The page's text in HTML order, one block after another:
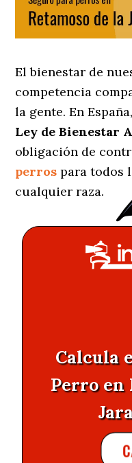
El bienestar de
competencia
la gente. En
Ley de Bienestar
obligación de
perros para todos
cualquier raza.
Calcula
Perro en